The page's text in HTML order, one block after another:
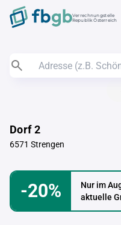
Verrechnungstelle
Republik Österreich
Dorf 2
6571 Strengen
-20%
Nur im
aktuelle